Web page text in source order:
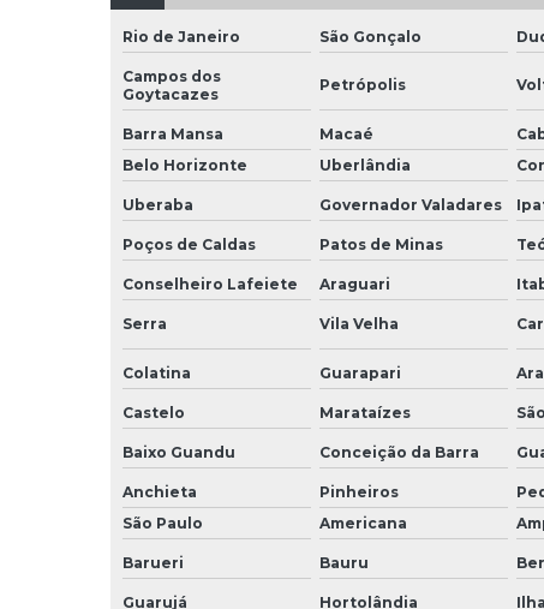
Rio de Janeiro São Gonçalo
Campos dos
Goytacazes
Petrópolis
Barra Mansa Macaé
Belo Horizonte
Uberlândia
Uberaba Governador Valadares
Poços de Caldas Patos de Minas
Conselheiro Lafeiete Araguari
Serra Vila Velha
Colatina Guarapari
Castelo Marataízes
Baixo Guandu Conceição da Barra
Anchieta Pinheiros
São Paulo
Americana
Barueri Bauru
Guarujá Hortolândia